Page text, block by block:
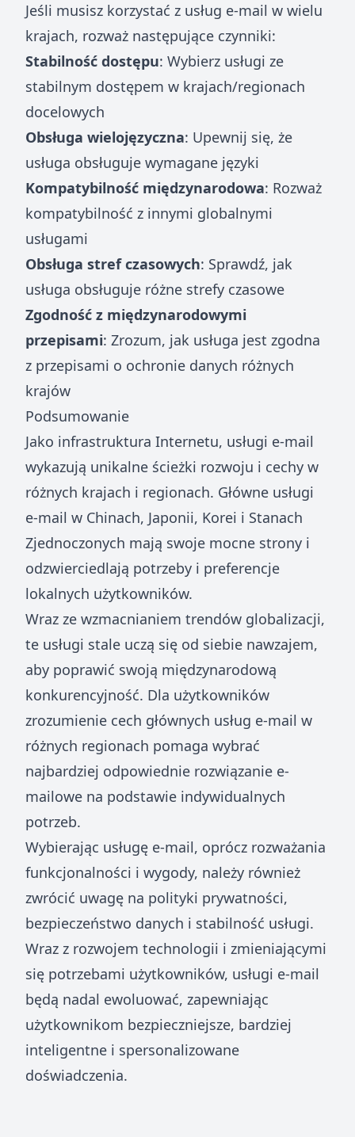
Jeśli musisz korzystać z usług e-mail w wielu
krajach, rozważ następujące czynniki:
Stabilność dostępu: Wybierz usługi ze
stabilnym dostępem w krajach/regionach
docelowych
Obsługa wielojęzyczna: Upewnij się, że
usługa obsługuje wymagane języki
Kompatybilność międzynarodowa: Rozważ
kompatybilność z innymi globalnymi
usługami
Obsługa stref czasowych: Sprawdź, jak
usługa obsługuje różne strefy czasowe
Zgodność z międzynarodowymi
przepisami: Zrozum, jak usługa jest zgodna
z przepisami o ochronie danych różnych
krajów
Podsumowanie
Jako infrastruktura Internetu, usługi e-mail
wykazują unikalne ścieżki rozwoju i cechy w
różnych krajach i regionach. Główne usługi
e-mail w Chinach, Japonii, Korei i Stanach
Zjednoczonych mają swoje mocne strony i
odzwierciedlają potrzeby i preferencje
lokalnych użytkowników.
Wraz ze wzmacnianiem trendów globalizacji,
te usługi stale uczą się od siebie nawzajem,
aby poprawić swoją międzynarodową
konkurencyjność. Dla użytkowników
zrozumienie cech głównych usług e-mail w
różnych regionach pomaga wybrać
najbardziej odpowiednie rozwiązanie e-
mailowe na podstawie indywidualnych
potrzeb.
Wybierając usługę e-mail, oprócz rozważania
funkcjonalności i wygody, należy również
zwrócić uwagę na polityki prywatności,
bezpieczeństwo danych i stabilność usługi.
Wraz z rozwojem technologii i zmieniającymi
się potrzebami użytkowników, usługi e-mail
będą nadal ewoluować, zapewniając
użytkownikom bezpieczniejsze, bardziej
inteligentne i spersonalizowane
doświadczenia.